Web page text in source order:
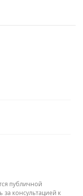
публичной
за консультацией к